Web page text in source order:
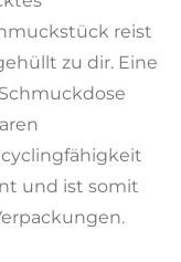
reist
zu dir. Eine
und ist somit